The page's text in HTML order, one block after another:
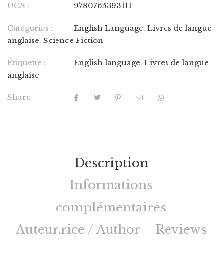
UGS : 9780765393111
Catégories : English Language, Livres de langue
anglaise, Science Fiction
Étiquette : English language, Livres de langue
anglaise
Share
Description
Informations
complémentaires
Auteur.rice / Author
Reviews